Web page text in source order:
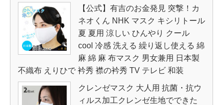
【公式】有吉のお金発見 突撃！カ
ネオくん NHK マスク キシリトール
夏 夏用 涼しい ひんやり クール
cool 冷感 洗える 繰り返し使える 綿
麻 綿 麻 布マスク 男女兼用 日本製
不織布 えりひで 衿秀 襟の衿秀 TV テレビ 和装
クレンゼマスク 大人用 抗菌・抗ウ
ィルス加工クレンゼ生地でできた